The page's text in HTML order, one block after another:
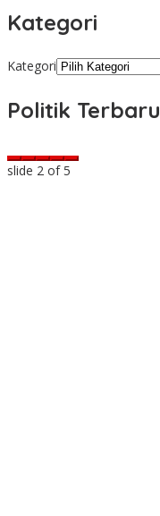
Kategori
Kategori
Politik Terbaru
slide 2 of 5